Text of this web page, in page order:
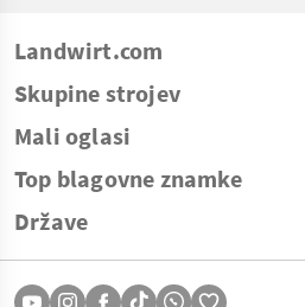
Landwirt.com
Skupine strojev
Mali oglasi
Top blagovne znamke
Države